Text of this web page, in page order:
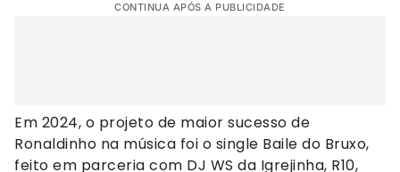
CONTINUA APÓS A PUBLICIDADE
Em 2024, o projeto de maior sucesso de
Ronaldinho na música foi o single Baile do Bruxo,
feito em parceria com DJ WS da Igrejinha, R10,